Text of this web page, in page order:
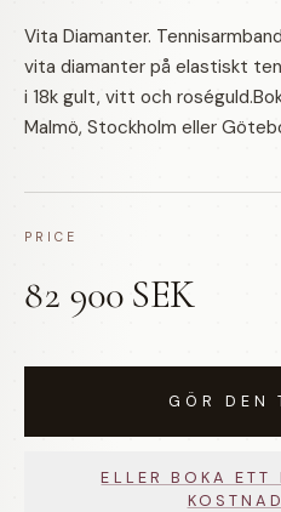
Vita Diamanter.
vita diamanter på elastiskt
i 18k gult, vitt och
Malmö, Stockholm eller
PRICE
82 900 SEK
GÖR DEN
ELLER BOKA